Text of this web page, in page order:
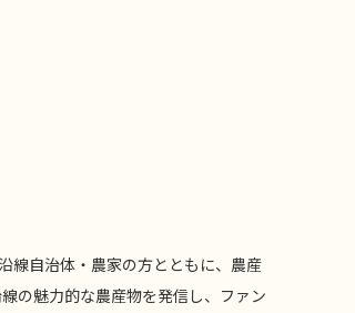
線自治体・農家の方とともに、農産
の魅力的な農産物を発信し、ファン